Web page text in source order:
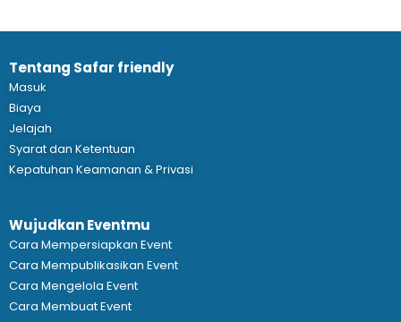
Tentang Safar friendly
Masuk
Biaya
Jelajah
Syarat dan Ketentuan
Kepatuhan Keamanan & Privasi
Wujudkan Eventmu
Cara Mempersiapkan Event
Cara Mempublikasikan Event
Cara Mengelola Event
Cara Membuat Event